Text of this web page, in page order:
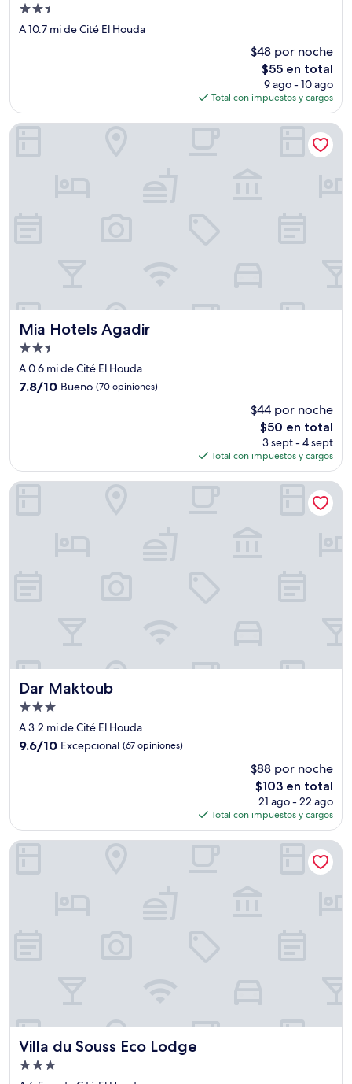
Propiedad
de
A 10.7 mi de Cité El Houda
$48 por noche
El
precio
actual
es
de
$55 en total
9 ago - 10 ago
Total con impuestos y cargos
Mia Hotels Agadir
Mia Hotels Agadir
Propiedad
de
2.5
A 0.6 mi de Cité El Houda
7.8
7.8/10 Bueno (70 opiniones)
$44 por noche
El
precio
actual
es
de
$50 en total
3 sept - 4 sept
Total con impuestos y cargos
Mia Hotels Agadir
Dar Maktoub
Dar Maktoub
Propiedad
de
3.0
estrellas
A 3.2 mi de Cité El Houda
9.6
9.6/10 Excepcional (67 opiniones)
$88 por noche
El
precio
actual
es
de
$103 en total
21 ago - 22 ago
Total con impuestos y cargos
Dar Maktoub
Villa du Souss Eco Lodge
Villa du Souss Eco Lodge
Propiedad
Villa du Souss Eco Lodge